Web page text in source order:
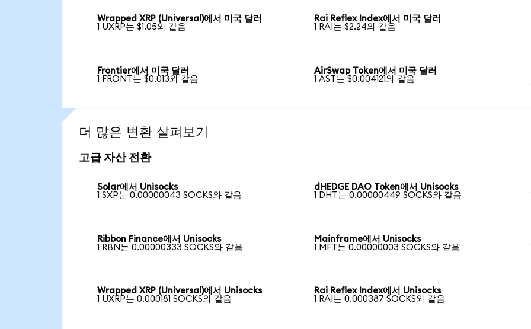
Wrapped XRP (Universal)에서 미국 달러
1 UXRP는 $1.05와 같음
Rai Reflex Index에서 미국 달러
1 RAI는 $2.24와 같음
Frontier에서 미국 달러
1 FRONT는 $0.013와 같음
AirSwap Token에서 미국 달러
1 AST는 $0.004121와 같음
더 많은 변환 살펴보기
고급 자산 전환
Solar에서 Unisocks
1 SXP는 0.00000043 SOCKS와 같음
dHEDGE DAO Token에서 Unisocks
1 DHT는 0.00000449 SOCKS와 같음
Ribbon Finance에서 Unisocks
1 RBN는 0.00000333 SOCKS와 같음
Mainframe에서 Unisocks
1 MFT는 0.00000003 SOCKS와 같음
Wrapped XRP (Universal)에서 Unisocks
1 UXRP는 0.000181 SOCKS와 같음
Rai Reflex Index에서 Unisocks
1 RAI는 0.000387 SOCKS와 같음